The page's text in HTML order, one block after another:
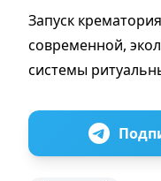
Запуск
современной,
системы